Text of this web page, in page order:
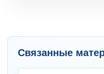
Связанные